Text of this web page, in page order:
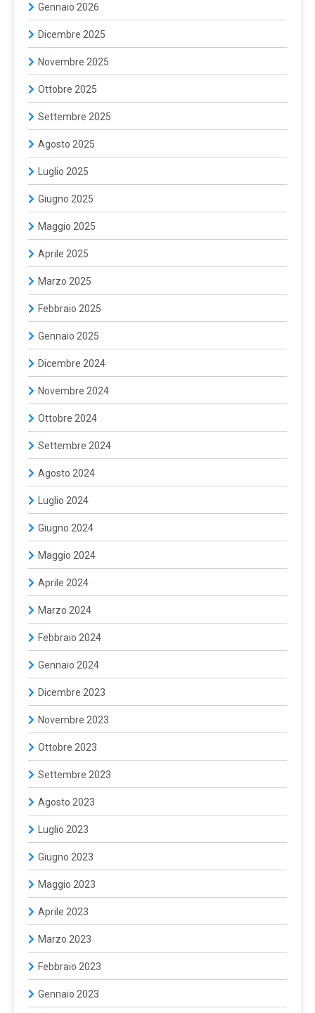
Gennaio 2026
Dicembre 2025
Novembre 2025
Ottobre 2025
Settembre 2025
Agosto 2025
Luglio 2025
Giugno 2025
Maggio 2025
Aprile 2025
Marzo 2025
Febbraio 2025
Gennaio 2025
Dicembre 2024
Novembre 2024
Ottobre 2024
Settembre 2024
Agosto 2024
Luglio 2024
Giugno 2024
Maggio 2024
Aprile 2024
Marzo 2024
Febbraio 2024
Gennaio 2024
Dicembre 2023
Novembre 2023
Ottobre 2023
Settembre 2023
Agosto 2023
Luglio 2023
Giugno 2023
Maggio 2023
Aprile 2023
Marzo 2023
Febbraio 2023
Gennaio 2023